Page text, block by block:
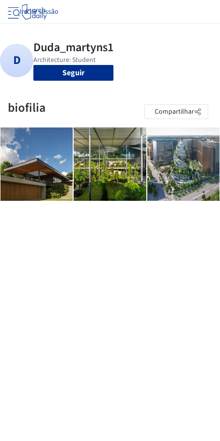
Iniciar sessão
Seguir
biofilia Compartilhar